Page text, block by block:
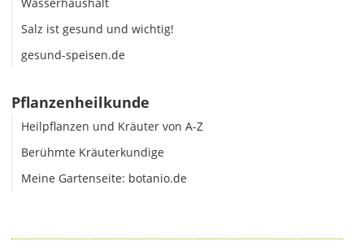
Salz ist gesund und wichtig!
gesund-speisen.de
Pflanzenheilkunde
Heilpflanzen und Kräuter von A-Z
Berühmte Kräuterkundige
Meine Gartenseite: botanio.de